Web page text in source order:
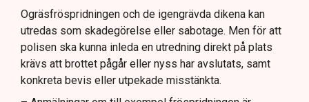
Ogräsfröspridningen och de igengrävda dikena kan
utredas som skadegörelse eller sabotage. Men för att
polisen ska kunna inleda en utredning direkt på plats
krävs att brottet pågår eller nyss har avslutats, samt
konkreta bevis eller utpekade misstänkta.